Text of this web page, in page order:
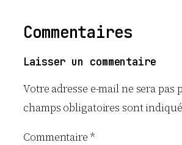
Commentaires
Laisser un commentaire
Votre adresse e-mail ne sera pas
champs obligatoires sont
Commentaire *